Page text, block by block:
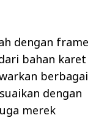
dengan frame
bahan karet
berbagai
dengan
merek